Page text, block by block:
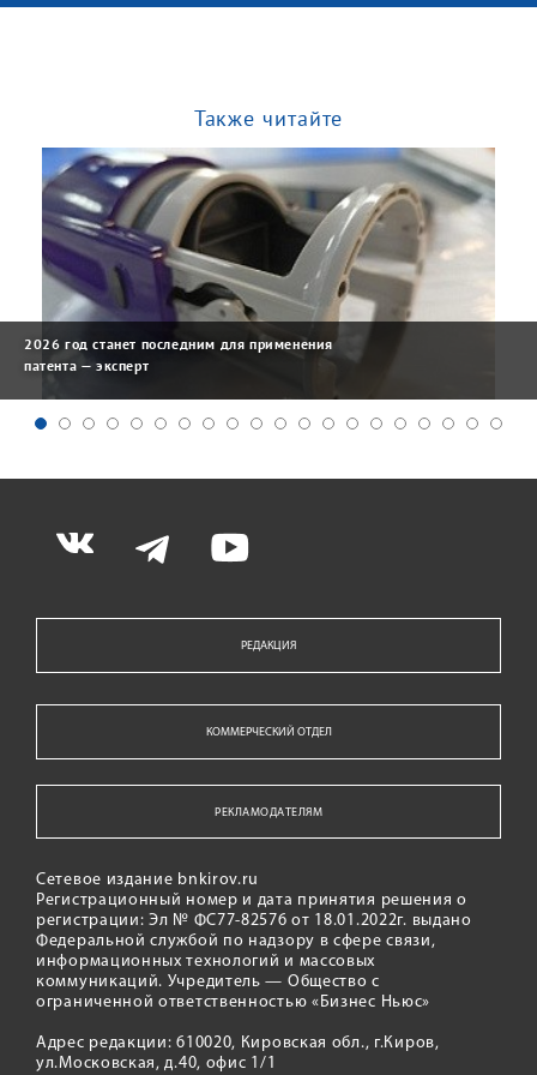
Также читайте
2026 год станет последним для применения
патента — эксперт
РЕДАКЦИЯ
КОММЕРЧЕСКИЙ ОТДЕЛ
РЕКЛАМОДАТЕЛЯМ
Сетевое издание bnkirov.ru
Регистрационный номер и дата принятия решения о
регистрации: Эл № ФС77-82576 от 18.01.2022г. выдано
Федеральной службой по надзору в сфере связи,
информационных технологий и массовых
коммуникаций. Учредитель — Общество с
ограниченной ответственностью «Бизнес Ньюс»
Адрес редакции: 610020, Кировская обл., г.Киров,
ул.Московская, д.40, офис 1/1